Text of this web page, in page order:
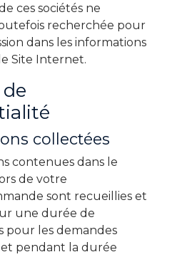
ces sociétés ne
recherchée pour
dans les informations
Site Internet.
collectées
contenues dans le
de votre
sont recueillies et
une durée de
pour les demandes
pendant la durée